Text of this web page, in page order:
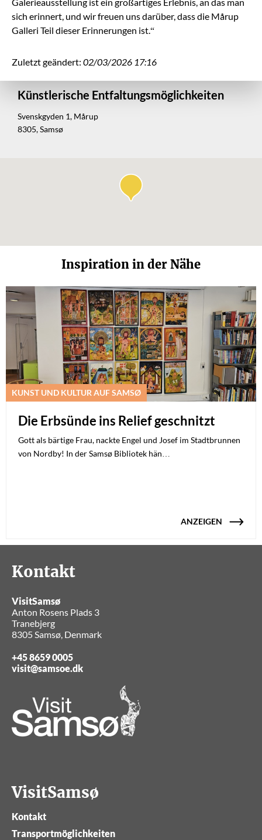
Galerieausstellung ist ein großartiges Erlebnis, an das man
sich erinnert, und wir freuen uns darüber, dass die Mårup
Galleri Teil dieser Erinnerungen ist.“
Zuletzt geändert: 02/03/2026 17:16
Künstlerische Entfaltungsmöglichkeiten
Svenskgyden 1, Mårup
8305, Samsø
Inspiration in der Nähe
KUNST UND KULTUR AUF SAMSØ
Die Erbsünde ins Relief geschnitzt
Gott als bärtige Frau, nackte Engel und Josef im Stadtbrunnen
von Nordby! In der Samsø Bibliotek hän…
ANZEIGEN
Kontakt
VisitSamsø
Anton Rosens Plads 3
Tranebjerg
8305 Samsø, Denmark
+45 8659 0005
visit@samsoe.dk
VisitSamsø
Kontakt
Transportmöglichkeiten